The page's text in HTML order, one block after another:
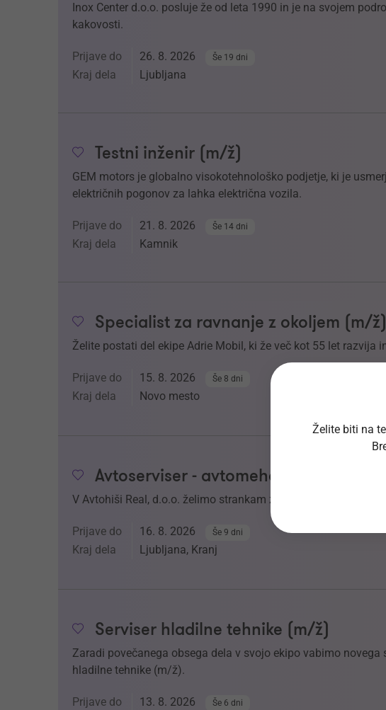
Inox Center d.o.o. posluje že od leta 1990 in je na svojem
kakovosti.
Prijave do 26. 8. 2026 Še 19 dni
Kraj dela Ljubljana
Testni inženir (m/ž)
GEM motors je globalno visokotehnološko podjetje, ki je
električnih pogonov za lahka električna vozila.
Prijave do 21. 8. 2026 Še 14 dni
Kraj dela Kamnik
Specialist za ravnanje z okoljem (m/ž)
Želite postati del ekipe Adrie Mobil, ki že več kot 55 let razvija
Prijave do 15. 8. 2026 Še 8 dni
Kraj dela Novo mesto
Avtoserviser - avtomehanik m/ž
V Avtohiši Real, d.o.o. želimo strankam zagotoviti najvišjo
Prijave do 16. 8. 2026 Še 9 dni
Kraj dela Ljubljana, Kranj
Serviser hladilne tehnike (m/ž)
Zaradi povečanega obsega dela v svojo ekipo vabimo
hladilne tehnike (m/ž).
Prijave do 13. 8. 2026 Še 6 dni
Želite biti na